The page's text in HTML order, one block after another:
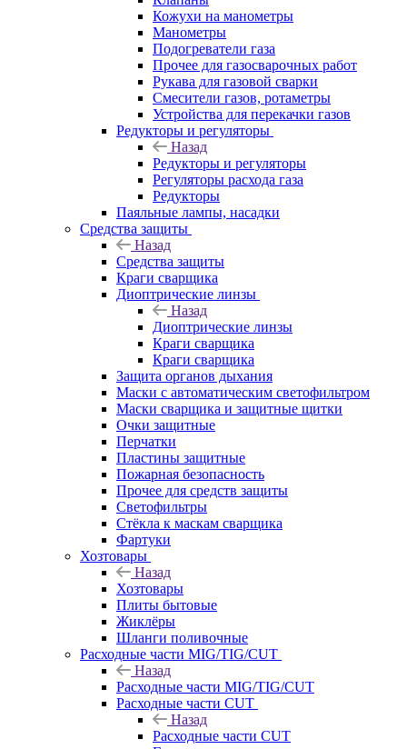
Кожухи на манометры
Манометры
Подогреватели газа
Прочее для газосварочных работ
Рукава для газовой сварки
Смесители газов, ротаметры
Устройства для перекачки газов
Редукторы и регуляторы
Назад
Редукторы и регуляторы
Регуляторы расхода газа
Редукторы
Паяльные лампы, насадки
Средства защиты
Назад
Средства защиты
Краги сварщика
Диоптрические линзы
Назад
Диоптрические линзы
Краги сварщика
Краги сварщика
Защита органов дыхания
Маски с автоматическим светофильтром
Маски сварщика и защитные щитки
Очки защитные
Перчатки
Пластины защитные
Пожарная безопасность
Прочее для средств защиты
Светофильтры
Стёкла к маскам сварщика
Фартуки
Хозтовары
Назад
Хозтовары
Плиты бытовые
Жиклёры
Шланги поливочные
Расходные части MIG/TIG/CUT
Назад
Расходные части MIG/TIG/CUT
Расходные части CUT
Назад
Расходные части CUT